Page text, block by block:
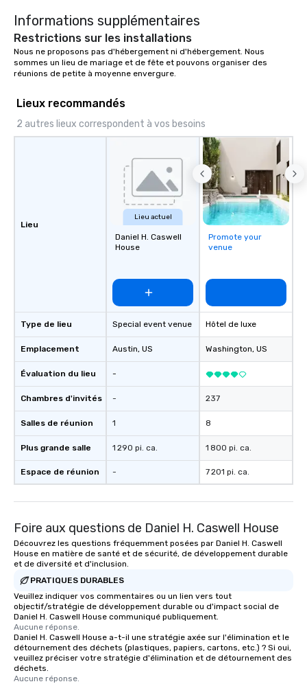
Informations supplémentaires
Restrictions sur les installations
Nous ne proposons pas d'hébergement ni d'hébergement. Nous
sommes un lieu de mariage et de fête et pouvons organiser des
réunions de petite à moyenne envergure.
Lieux recommandés
2 autres lieux correspondent à vos besoins
Lieu
Type de lieu
Emplacement
Évaluation du lieu
Chambres d'invités
Salles de réunion
Plus grande salle
Espace de réunion
Lieu actuel
Daniel H. Caswell
House
Special event venue
Austin, US
-
-
1
1 290 pi. ca.
-
Promote your
venue
Hôtel de luxe
Washington, US
237
8
1 800 pi. ca.
7 201 pi. ca.
Foire aux questions de Daniel H. Caswell House
Découvrez les questions fréquemment posées par Daniel H. Caswell
House en matière de santé et de sécurité, de développement durable
et de diversité et d'inclusion.
PRATIQUES DURABLES
Veuillez indiquer vos commentaires ou un lien vers tout
objectif/stratégie de développement durable ou d'impact social de
Daniel H. Caswell House communiqué publiquement.
Aucune réponse.
Daniel H. Caswell House a-t-il une stratégie axée sur l'élimination et le
détournement des déchets (plastiques, papiers, cartons, etc.) ? Si oui,
veuillez préciser votre stratégie d'élimination et de détournement des
déchets.
Aucune réponse.